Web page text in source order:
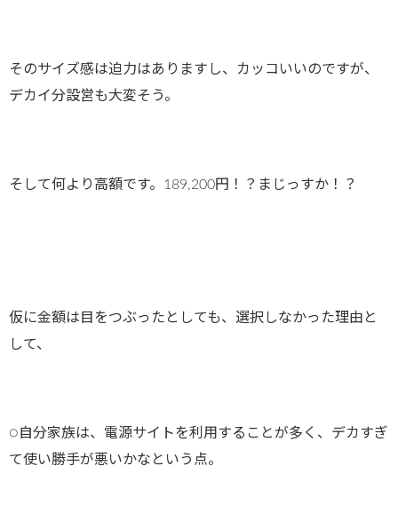
そのサイズ感は迫力はありますし、カッコいいのですが、
デカイ分設営も大変そう。
そして何より高額です。189,200円！？まじっすか！？
仮に金額は目をつぶったとしても、選択しなかった理由と
して、
○自分家族は、電源サイトを利用することが多く、デカすぎ
て使い勝手が悪いかなという点。